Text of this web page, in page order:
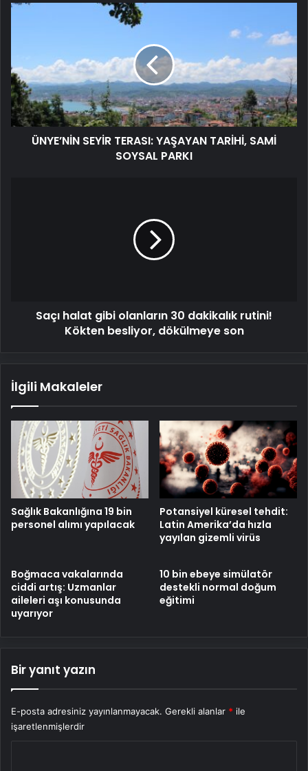
ÜNYE’NİN
TARİHİ,
SAMİ
SOYSAL
PARKI
ÜNYE’NİN SEYİR TERASI: YAŞAYAN TARİHİ, SAMİ
SOYSAL PARKI
dökülmeyeSaçı halat gibi olanların 30 dakikalık rutini!
Kökten besliyor, dökülmeye son
İlgili Makaleler
Sağlık Bakanlığına 19 bin
personel alımı yapılacak
Potansiyel küresel tehdit:
Latin Amerika’da hızla
yayılan gizemli virüs
Boğmaca vakalarında
ciddi artış: Uzmanlar
aileleri aşı konusunda
uyarıyor
10 bin ebeye simülatör
destekli normal doğum
eğitimi
Bir yanıt yazın
E-posta adresiniz yayınlanmayacak. Gerekli alanlar * ile
işaretlenmişlerdir